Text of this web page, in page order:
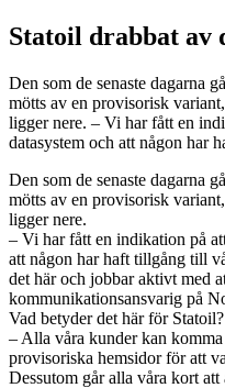
Statoil drabbat av
Den som de senaste dagarna
mötts av en provisorisk
ligger nere. – Vi har fått en
datasystem och att någon har
Den som de senaste dagarna
mötts av en provisorisk
ligger nere.
– Vi har fått en indikation på
att någon har haft tillgång till
det här och jobbar aktivt med
kommunikationsansvarig på
Vad betyder det här för Statoil?
– Alla våra kunder kan
provisoriska hemsidor för att
Dessutom går alla våra kort att